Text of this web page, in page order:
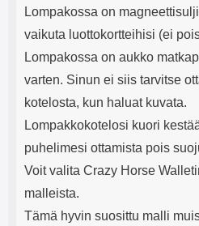
Lompakossa on
vaikuta luottokortteihisi (ei
Lompakossa on aukko
varten. Sinun ei siis tarvitse
kotelosta, kun haluat kuvata.
Lompakkokotelosi kuori
puhelimesi ottamista pois
Voit valita Crazy Horse
malleista.
Tämä hyvin suosittu malli